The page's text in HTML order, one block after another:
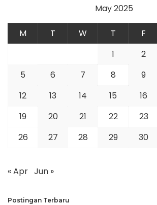
May 2025
M T W T F
1
2
5
6 7 8 9
12
13 14 15 16
19
20 21 22 23
26
27 28 29 30
« Apr Jun »
Postingan Terbaru